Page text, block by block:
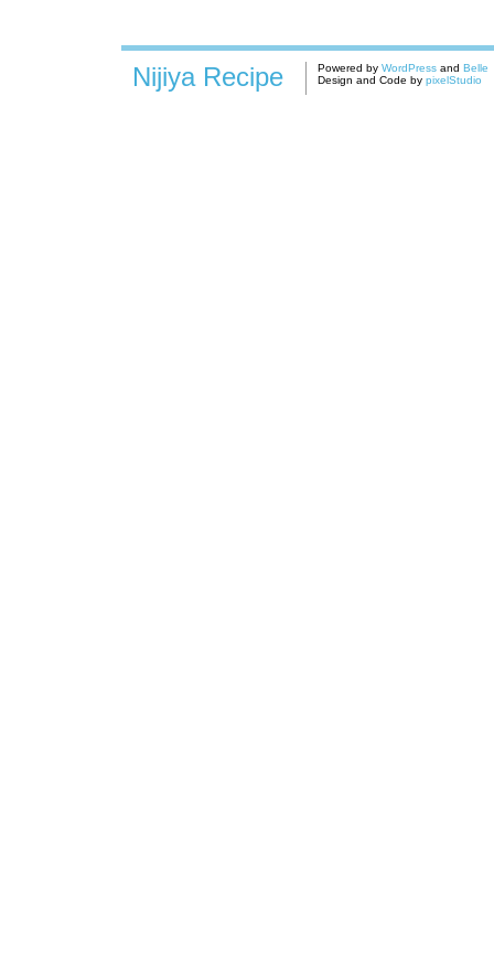
Nijiya Recipe Powered by WordPress and Belle
Design and Code by pixelStudio